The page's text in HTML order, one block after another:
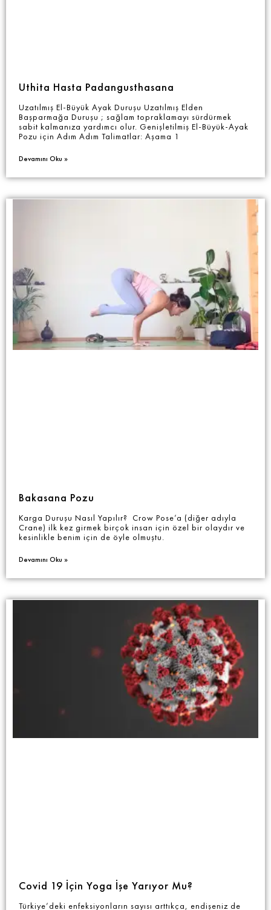
Uthita Hasta Padangusthasana
Uzatılmış El-Büyük Ayak Duruşu Uzatılmış Elden
Başparmağa Duruşu ; sağlam topraklamayı sürdürmek
sabit kalmanıza yardımcı olur. Genişletilmiş El-Büyük-Ayak
Pozu için Adım Adım Talimatlar: Aşama 1
Devamını Oku »
Bakasana Pozu
Karga Duruşu Nasıl Yapılır? Crow Pose’a (diğer adıyla
Crane) ilk kez girmek birçok insan için özel bir olaydır ve
kesinlikle benim için de öyle olmuştu.
Devamını Oku »
Covid 19 İçin Yoga İşe Yarıyor Mu?
Türkiye’deki enfeksiyonların sayısı arttıkça, endişeniz de